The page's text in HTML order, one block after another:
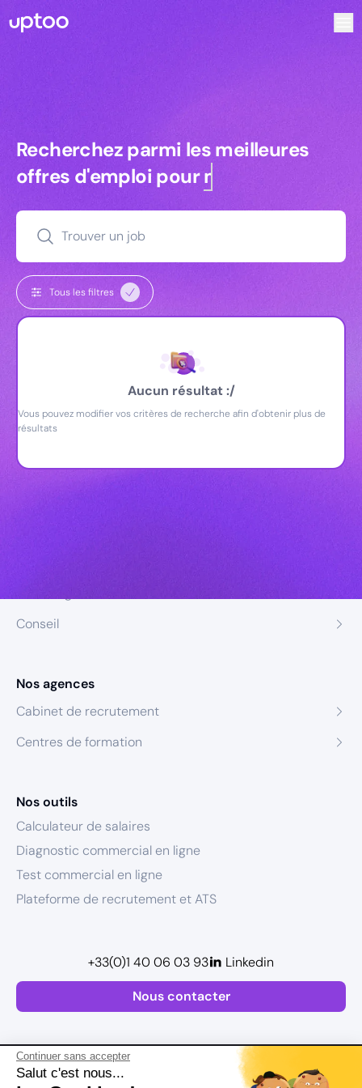
Continuer sans accepter
Salut c'est nous...
Recherchez parmi les meilleures
Recherchez parmi les meilleures
offres d'emploi pourmanagers
Trouver un job
Tous les filtres
Aucun résultat :/
Vous pouvez modifier vos critères de recherche afin d'obtenir plus de
résultats
Conseil
Nos agences
Cabinet de recrutement
Centres de formation
Nos outils
Calculateur de salaires
Diagnostic commercial en ligne
Test commercial en ligne
Plateforme de recrutement et ATS
Nous contacter
+33(0)1 40 06 03 93 Linkedin